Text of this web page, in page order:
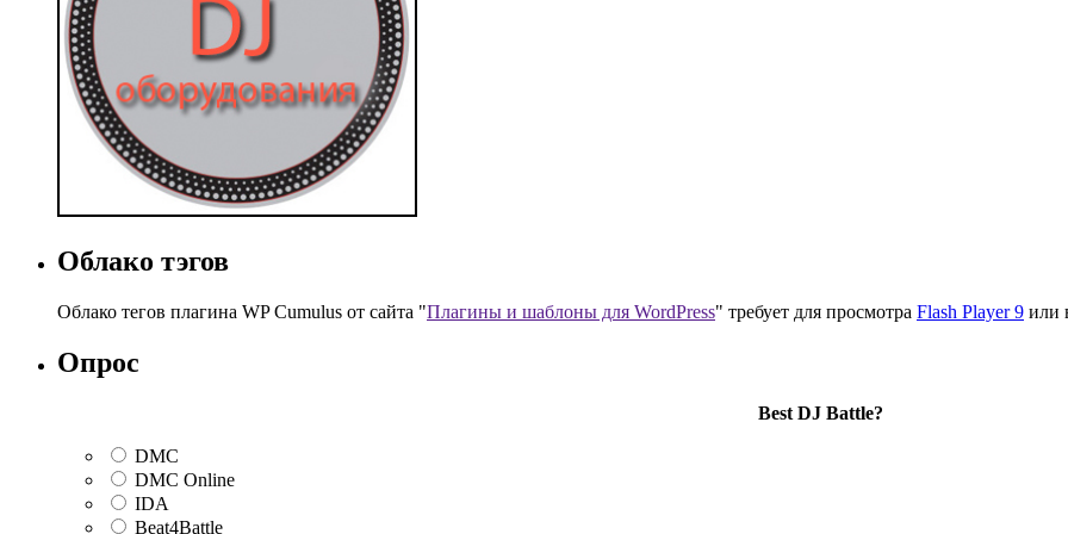
Облако тэгов
Облако тегов плагина WP Cumulus от сайта "Плагины и шаблоны для WordPress" требует для просмотра Flash Player 9 или
Опрос
Best DJ Battle?
DMC
DMC Online
IDA
Beat4Battle